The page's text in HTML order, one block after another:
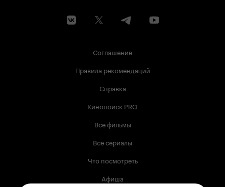
Соглашение
Правила рекомендаций
Справка
Кинопоиск PRO
Все фильмы
Все сериалы
Что посмотреть
Афиша